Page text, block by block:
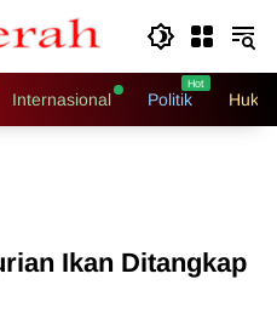
Internasional Politik
Ikan Ditangkap